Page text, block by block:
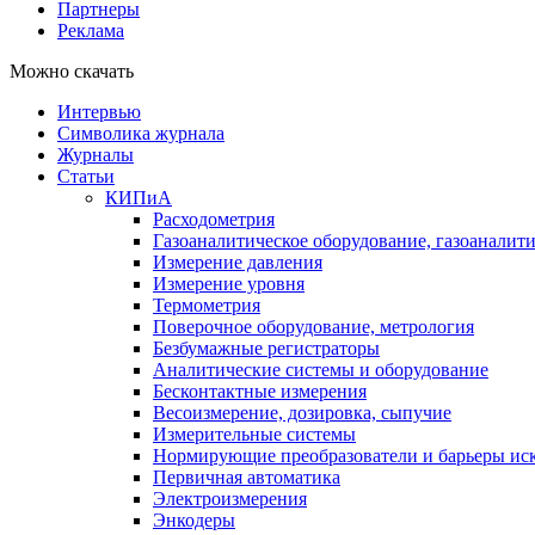
Партнеры
Реклама
Можно скачать
Интервью
Символика журнала
Журналы
Статьи
КИПиА
Расходометрия
Газоаналитическое оборудование,
Измерение давления
Измерение уровня
Термометрия
Поверочное оборудование, метрология
Безбумажные регистраторы
Аналитические системы и оборудование
Бесконтактные измерения
Весоизмерение, дозировка, сыпучие
Измерительные системы
Нормирующие преобразователи и барьеры
Первичная автоматика
Электроизмерения
Энкодеры